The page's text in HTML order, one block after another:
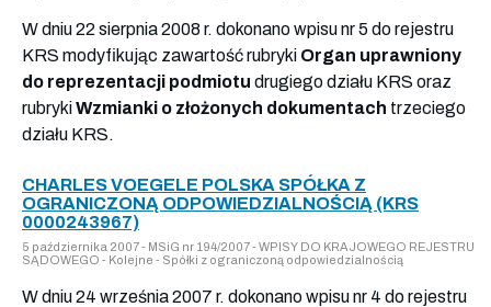
W dniu 22 sierpnia 2008 r. dokonano wpisu nr 5 do rejestru
KRS modyfikując zawartość rubryki Organ uprawniony
do reprezentacji podmiotu drugiego działu KRS oraz
rubrykiWzmianki o złożonych dokumentach trzeciego
działu KRS.
CHARLES VOEGELE POLSKA SPÓŁKA Z
OGRANICZONĄ ODPOWIEDZIALNOŚCIĄ (KRS
0000243967)
5 października 2007 - MSiG nr 194/2007 - WPISY DO KRAJOWEGO REJESTRU
SĄDOWEGO - Kolejne - Spółki z ograniczoną odpowiedzialnością
W dniu 24 września 2007 r. dokonano wpisu nr 4 do rejestru